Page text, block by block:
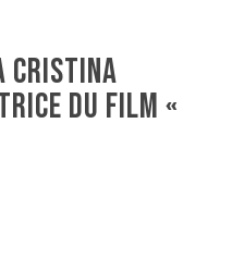
Cristina
du film «